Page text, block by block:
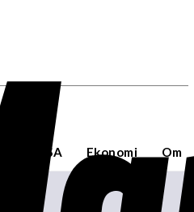
USA Ekonomi Om